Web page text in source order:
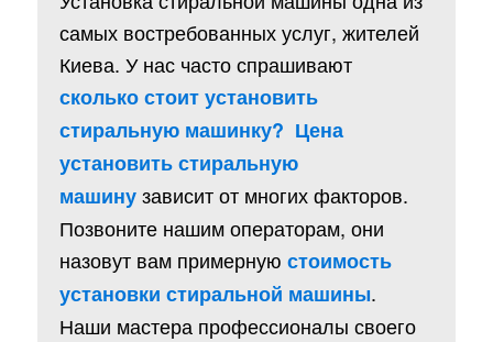
самых востребованных услуг, жителей
Киева. У нас часто спрашивают
сколько стоит установить
стиральную машинку? Цена
установить стиральную
машинузависит от многих факторов.
Позвоните нашим операторам, они
назовут вам примерную стоимость
установки стиральной машины.
Наши мастера профессионалы своего